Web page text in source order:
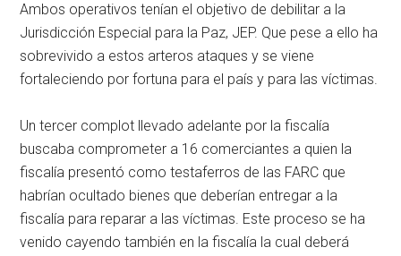
Ambos operativos tenían el objetivo de debilitar a la
Jurisdicción Especial para la Paz, JEP. Que pese a ello ha
sobrevivido a estos arteros ataques y se viene
fortaleciendo por fortuna para el país y para las víctimas.
Un tercer complot llevado adelante por la fiscalía
buscaba comprometer a 16 comerciantes a quien la
fiscalía presentó como testaferros de las FARC que
habrían ocultado bienes que deberían entregar a la
fiscalía para reparar a las víctimas. Este proceso se ha
venido cayendo también en la fiscalía la cual deberá